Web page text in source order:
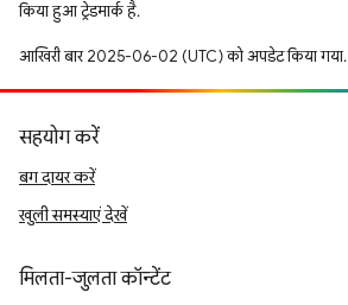
किया हुआ ट्रेडमार्क है.
आखिरी बार 2025-06-02 (UTC) को अपडेट किया गया.
सहयोग करें
बग दायर करें
खुली समस्याएं देखें
मिलता-जुलता कॉन्टेंट